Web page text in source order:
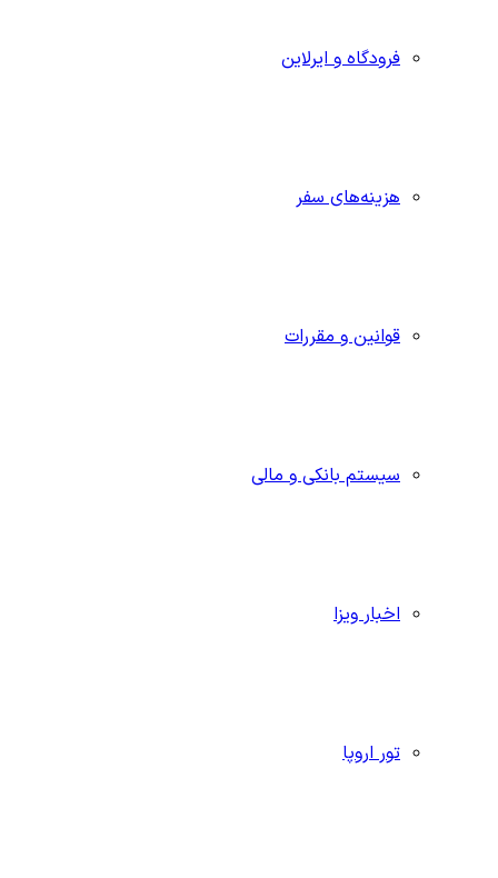
فرودگاه و ایرلاین
هزینه‌های سفر
قوانین و مقررات
سیستم بانکی و مالی
اخبار ویزا
تور اروپا